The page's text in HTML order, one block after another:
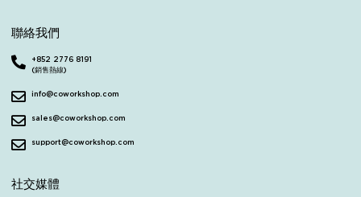
聯絡我們
+852 2776 8191
(銷售熱線)
info@coworkshop.com
sales@coworkshop.com
support@coworkshop.com
社交媒體